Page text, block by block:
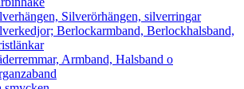
Silverörhängen, silverringar
Berlockarmband, Berlockhalsband,
Armband, Halsband o